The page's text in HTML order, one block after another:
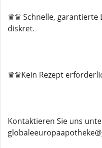
♛♛ Schnelle, garantierte
diskret.
♛♛Kein Rezept
Kontaktieren Sie uns